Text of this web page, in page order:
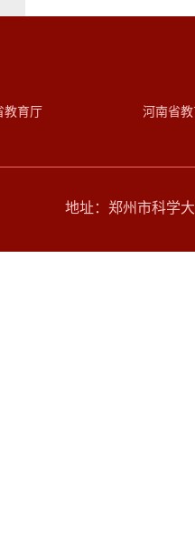
教育厅 河南省
地址：郑州市科学